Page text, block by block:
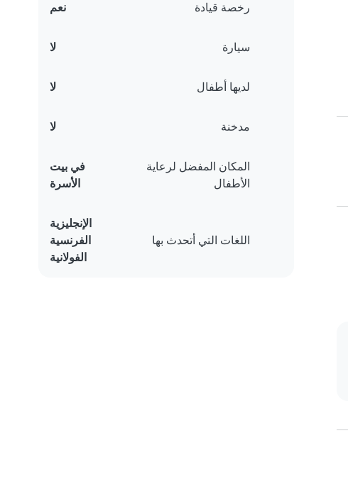
رخصة قيادة نعم
سيارة لا
لديها أطفال لا
مدخنة لا
المكان المفضل لرعاية
الأطفال
في بيت
الأسرة
اللغات التي أتحدث بها
الإنجليزية
الفرنسية
الفولانية